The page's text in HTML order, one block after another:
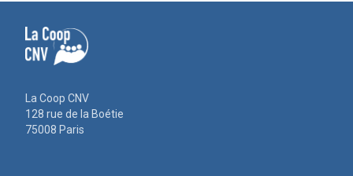
La Coop CNV
128 rue de la Boétie
75008 Paris